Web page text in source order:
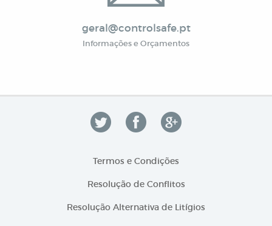
geral@controlsafe.pt
Informações e Orçamentos
Termos e Condições
Resolução de Conflitos
Resolução Alternativa de Litígios